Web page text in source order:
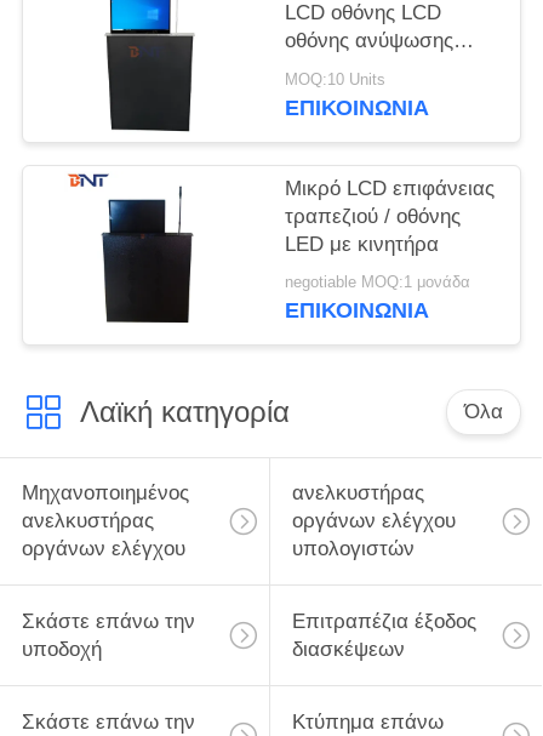
LCD οθόνης LCD
οθόνης ανύψωσης
γρήγορης ανύψωσης
ενσωματωμένο
MOQ:10 Units
ΕΠΙΚΟΙΝΩΝΊΑ
Μικρό LCD επιφάνειας
τραπεζιού / οθόνης
LED με κινητήρα
negotiable MOQ:1 μονάδα
ΕΠΙΚΟΙΝΩΝΊΑ
Λαϊκή κατηγορία Όλα
Μηχανοποιημένος
ανελκυστήρας
οργάνων ελέγχου
ανελκυστήρας
οργάνων ελέγχου
υπολογιστών
Σκάστε επάνω την
υποδοχή
Επιτραπέζια έξοδος
διασκέψεων
Σκάστε επάνω την Κτύπημα επάνω